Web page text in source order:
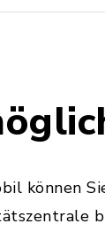
können